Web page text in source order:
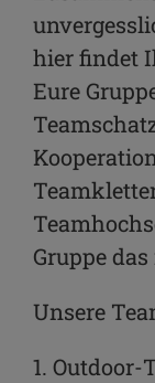
hier findet
Eure
Gruppe
Unsere
1.